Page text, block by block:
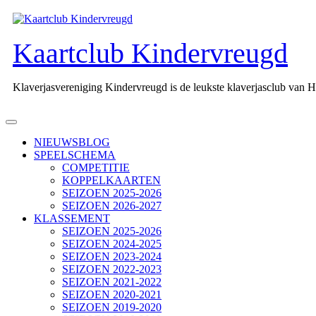
Ga
naar
inhoud
Kaartclub Kindervreugd
Klaverjasvereniging Kindervreugd is de leukste klaverjasclub van
Open
NIEUWSBLOG
SPEELSCHEMA
COMPETITIE
KOPPELKAARTEN
SEIZOEN 2025-2026
SEIZOEN 2026-2027
KLASSEMENT
SEIZOEN 2025-2026
SEIZOEN 2024-2025
SEIZOEN 2023-2024
SEIZOEN 2022-2023
SEIZOEN 2021-2022
SEIZOEN 2020-2021
SEIZOEN 2019-2020